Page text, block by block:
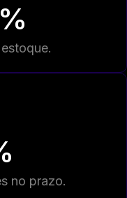
no prazo.